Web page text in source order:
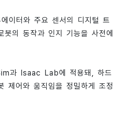
이터와 주요 센서의 디지털 트
의 동작과 인지 기능을 사전에
과 Isaac Lab에 적용돼, 하드
제어와 움직임을 정밀하게 조정